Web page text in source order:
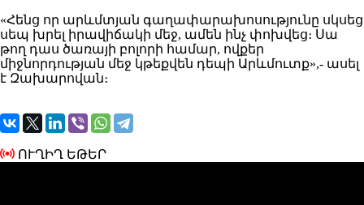
«Հենց որ արևմտյան գաղափարախոսությունը սկսեց
սեպ խրել իրավիճակի մեջ, ամեն ինչ փոխվեց։ Սա
թող դաս ծառայի բոլորի համար, ովքեր
միջնորդության մեջ կթեքվեն դեպի Արևմուտք»,- ասել
է Զախարովան։
ՈՒՂԻՂ ԵԹԵՐ